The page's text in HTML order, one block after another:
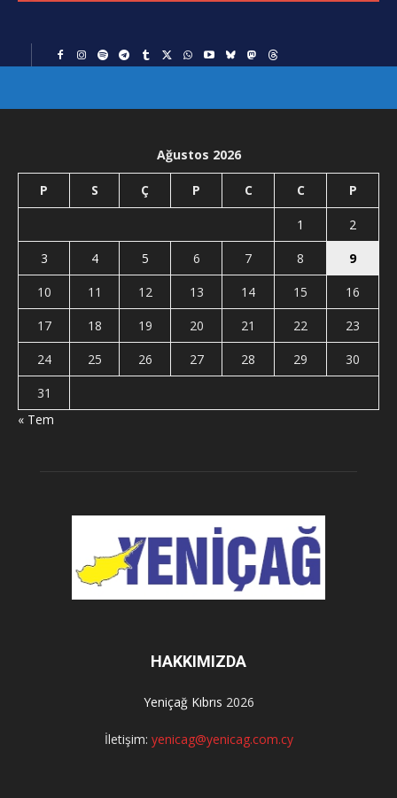
Ağustos 2026
P S Ç P C C P
1
2
3
4 5 6 7 8
9
10
11 12 13 14 15
16
17
18 19 20 21 22
23
24
25 26 27 28 29
30
31
« Tem
HAKKIMIZDA
Yeniçağ Kıbrıs 2026
İletişim: yenicag@yenicag.com.cy